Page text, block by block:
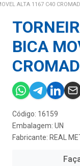
ALTA 1167 C40
BICA
Código: 16159
Embalagem: UN
Fabricante: REAL